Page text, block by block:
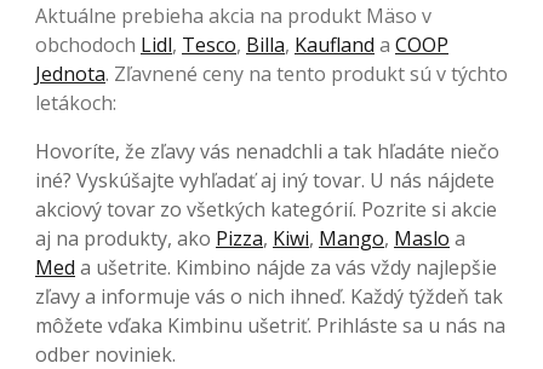
Aktuálne prebieha akcia na produkt Mäso v
obchodoch Lidl, Tesco, Billa, Kaufland a COOP
Jednota. Zľavnené ceny na tento produkt sú v týchto
letákoch:
Hovoríte, že zľavy vás nenadchli a tak hľadáte niečo
iné? Vyskúšajte vyhľadať aj iný tovar. U nás nájdete
akciový tovar zo všetkých kategórií. Pozrite si akcie
aj na produkty, ako Pizza, Kiwi, Mango, Maslo a
Med a ušetrite. Kimbino nájde za vás vždy najlepšie
zľavy a informuje vás o nich ihneď. Každý týždeň tak
môžete vďaka Kimbinu ušetriť. Prihláste sa u nás na
odber noviniek.